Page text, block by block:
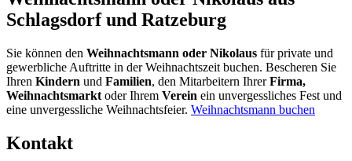
Schlagsdorf und Ratzeburg
Sie können den Weihnachtsmann oder Nikolaus für private und
gewerbliche Auftritte in der Weihnachtszeit buchen. Bescheren Sie
Ihren Kindern und Familien, den Mitarbeitern IhrerFirma,
Weihnachtsmarkt oder Ihrem Verein ein unvergessliches Fest und
eine unvergessliche Weihnachtsfeier. Weihnachtsmann buchen
Kontakt